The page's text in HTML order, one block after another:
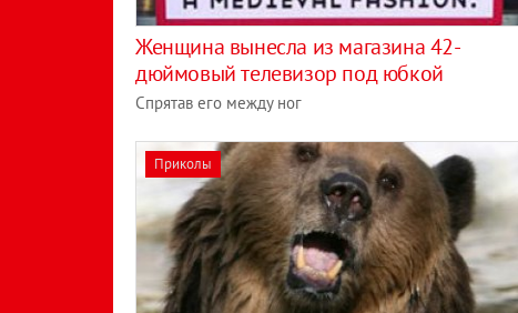
Женщина вынесла из магазина 42-
дюймовый телевизор под юбкой
Спрятав его между ног
Приколы